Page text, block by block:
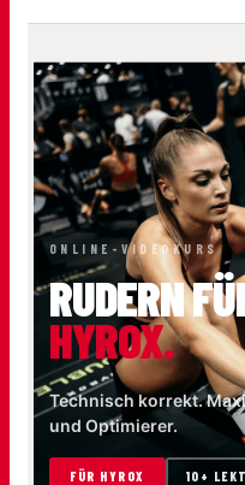
ONLINE-VIDEOKURS
RUDERN
HYROX.
Technisch korrekt.
und Optimierer.
FÜR HYROX 10+